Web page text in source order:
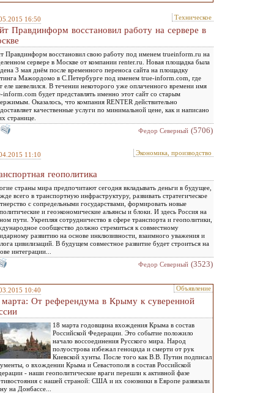
16:50 Техническое
Правдинформ восстановил работу на сервере в
Правдинформ восстановил свою работу под именем trueinform.ru на
сервере в Москве от компании renter.ru. Новая площадка была
3 мая днём после временного переноса сайта на площадку
Мажордомо в С.Петербурге под именем true-inform.com, где
еле шевелился. В течении некоторого уже оплаченного времени имя
inform.com будет представлять именно этот сайт со старым
Оказалось, что компания RENTER действительно
качественные услуги по минимальной цене, как и написано
странице.
Федор Северный (5706)
11:10 Экономика, производство
геополитика
страны мира предпочитают сегодня вкладывать деньги в будущее,
всего в транспортную инфраструктуру, развивать стратегическое
с сопредельными государствами, формировать новые
и геоэкономические альянсы и блоки. И здесь Россия на
пути. Укрепляя сотрудничество в сфере транспорта и геополитики,
сообщество должно стремиться к совместному
развитию на основе инклюзивности, взаимного уважения и
цивилизаций. В будущем совместное развитие будет строиться на
интеграции...
Федор Северный (3523)
10:40 Объявление
От референдума в Крыму к суверенной
18 марта годовщина вхождения Крыма в состав
Российской Федерации. Это событие положило
начало воссоединения Русского мира. Народ
полуострова избежал геноцида и смерти от рук
Киевской хунты. После того как В.В. Путин подписал
о вхождении Крыма и Севастополя в состав Российской
- наши геополитические враги перешли к активной фазе
с нашей страной: США и их союзники в Европе развязали
на Донбассе...